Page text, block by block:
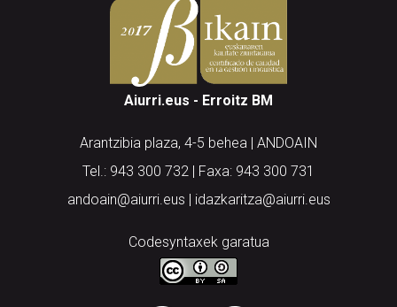
Aiurri.eus - Erroitz BM
Arantzibia plaza, 4-5 behea | ANDOAIN
Tel.: 943 300 732 | Faxa: 943 300 731
andoain@aiurri.eus | idazkaritza@aiurri.eus
Codesyntaxek garatua